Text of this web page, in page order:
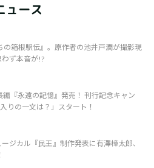
ュース
の箱根駅伝』。原作者の池井戸潤が撮影現
ず本音が!?
『永遠の記憶』発売！ 刊行記念キャン
りの一文は？」スタート！
ジカル『民王』制作発表に有澤樟太郎、